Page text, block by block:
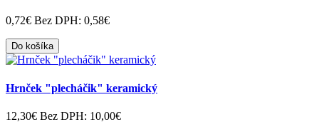
0,72€ Bez DPH: 0,58€
Do košíka
Hrnček "plecháčik" keramický
12,30€ Bez DPH: 10,00€